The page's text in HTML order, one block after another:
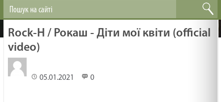
БІБЛІЯ ЗМІНЮЄ /1508/ Майтеся файно
ЗАДОВОЛЕНА ЦІКАВІСТЬ /1507/ Майтеся файно
Rock-H / Рокаш - Діти мої квіти (official
video)
05.01.2021 0